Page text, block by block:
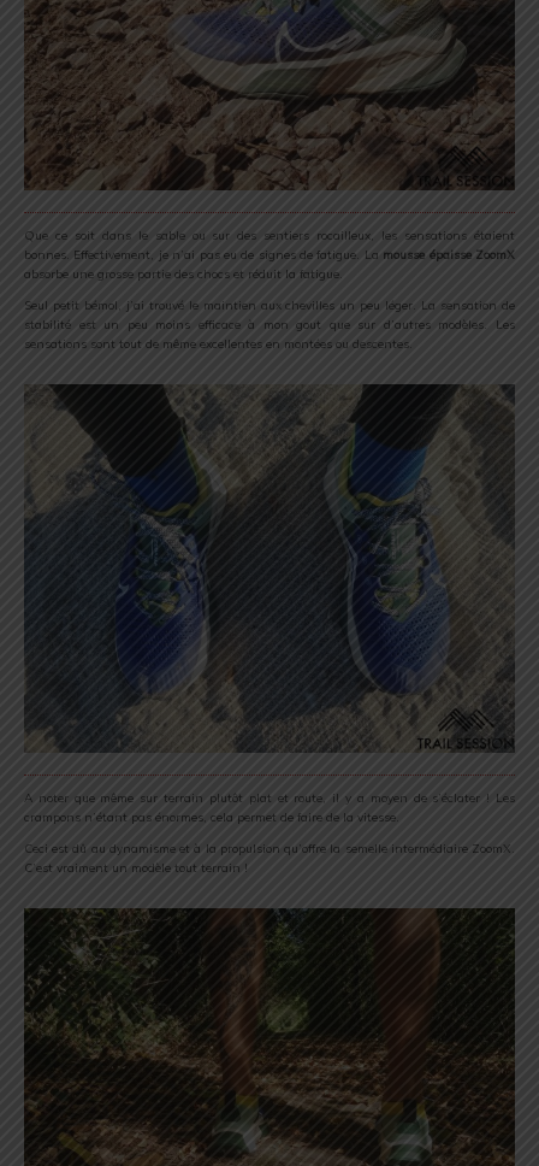
Que ce soit dans le sable ou sur des sentiers rocailleux, les sensations étaient
bonnes. Effectivement, je n’ai pas eu de signes de fatigue. La mousse épaisse ZoomX
absorbe une grosse partie des chocs et réduit la fatigue.
Seul petit bémol, j’ai trouvé le maintien aux chevilles un peu léger. La sensation de
stabilité est un peu moins efficace à mon gout que sur d’autres modèles. Les
sensations sont tout de même excellentes en montées ou descentes.
A noter que même sur terrain plutôt plat et route, il y a moyen de s’éclater ! Les
crampons n’étant pas énormes, cela permet de faire de la vitesse.
Ceci est dû au dynamisme et à la propulsion qu’offre la semelle intermédiaire ZoomX.
C’est vraiment un modèle tout terrain !